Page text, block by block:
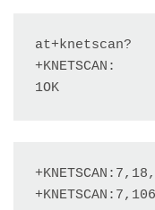
at+knetscan?
+KNETSCAN:
1OK